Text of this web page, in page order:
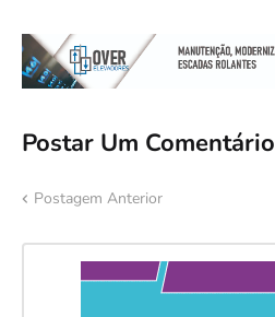
Postar Um Comentário
Postagem Anterior